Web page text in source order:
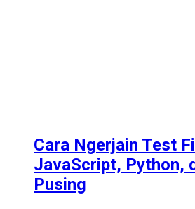
Cara Ngerjain Test
JavaScript, Python,
Pusing